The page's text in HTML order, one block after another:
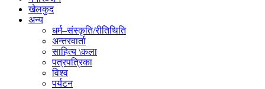
खेलकुद
अन्य
धर्म–संस्कृति/रीतिथिति
अन्तरवार्ता
साहित्य \कला
पत्रपत्रिका
विश्व
पर्यटन